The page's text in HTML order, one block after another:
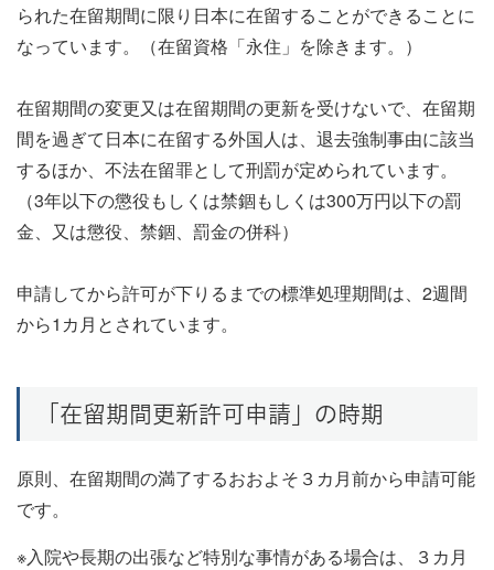
られた在留期間に限り日本に在留することができることに
なっています。（在留資格「永住」を除きます。）
在留期間の変更又は在留期間の更新を受けないで、在留期
間を過ぎて日本に在留する外国人は、退去強制事由に該当
するほか、不法在留罪として刑罰が定められています。
（3年以下の懲役もしくは禁錮もしくは300万円以下の罰
金、又は懲役、禁錮、罰金の併科）
申請してから許可が下りるまでの標準処理期間は、2週間
から1カ月とされています。
「在留期間更新許可申請」の時期
原則、在留期間の満了するおおよそ３カ月前から申請可能
です。
※入院や長期の出張など特別な事情がある場合は、３カ月